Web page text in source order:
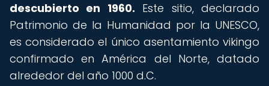
descubierto en 1960. Este sitio, declarado
Patrimonio de la Humanidad por la UNESCO,
es considerado el único asentamiento vikingo
confirmado en América del Norte, datado
alrededor del año 1000 d.C.